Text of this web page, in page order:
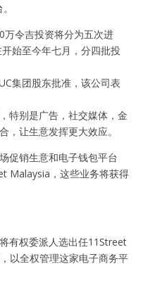
令吉投资将分为五次进
始至今年七月，分四批投
集团股东批准，该公司表
特别是广告，社交媒体，金
，让生意发挥更大效应。
促销生意和电子钱包平台
Malaysia，这些业务将获得
有权委派人选出任11Street
以全权管理这家电子商务平